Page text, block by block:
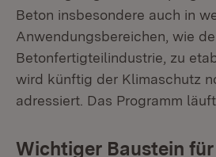
Beton insbesondere auch in
Anwendungsbereichen, wie
Betonfertigteilindustrie, zu
wird künftig der Klimaschutz
adressiert. Das Programm
Wichtiger Baustein